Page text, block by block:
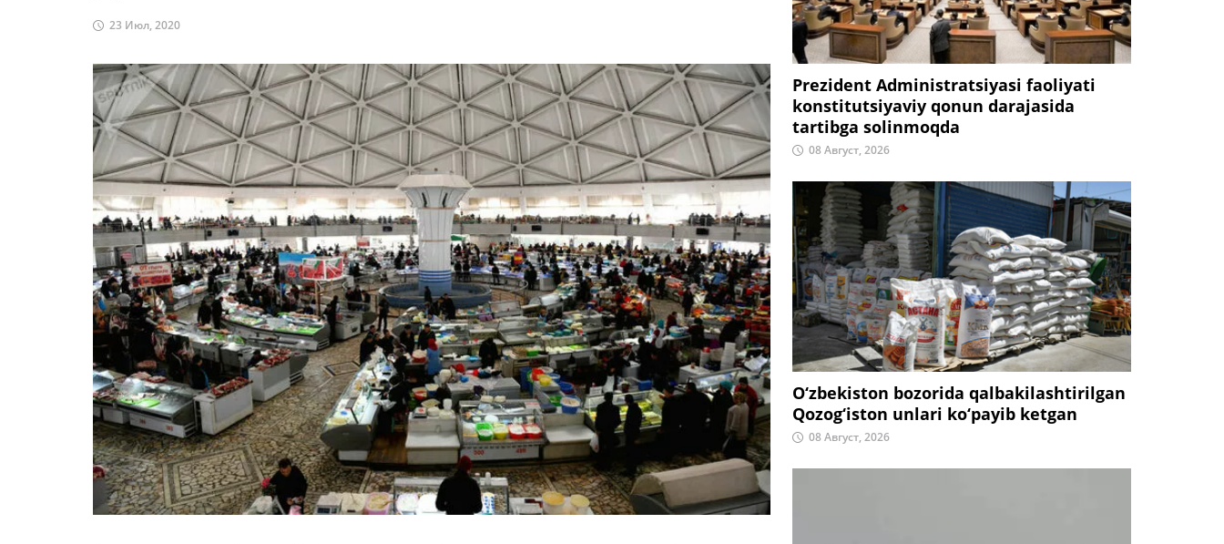
23 Июл, 2020
Prezident Administratsiyasi faoliyati
konstitutsiyaviy qonun darajasida
tartibga solinmoqda
08 Август, 2026
O‘zbekiston bozorida qalbakilashtirilgan
Qozog‘iston unlari ko‘payib ketgan
08 Август, 2026